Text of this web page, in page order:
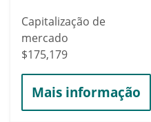
Capitalização de
mercado
$175,179
Mais informação